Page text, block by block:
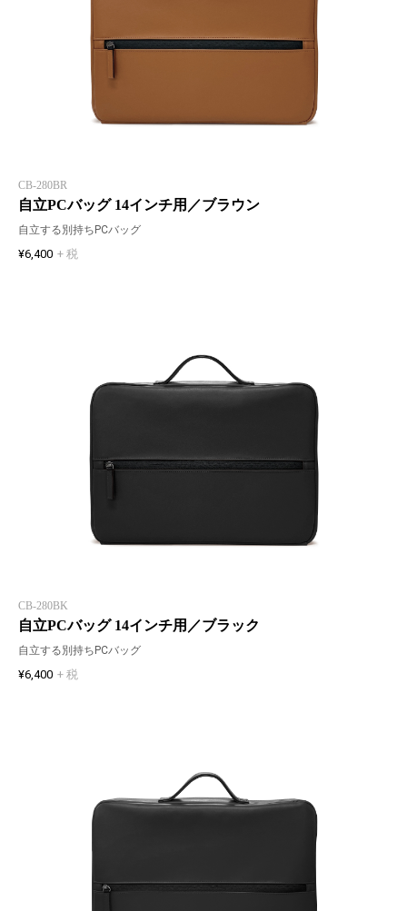
CB-280BR
自立PCバッグ 14インチ用／ブラウン
自立する別持ちPCバッグ
¥6,400 + 税
CB-280BK
自立PCバッグ 14インチ用／ブラック
自立する別持ちPCバッグ
¥6,400 + 税